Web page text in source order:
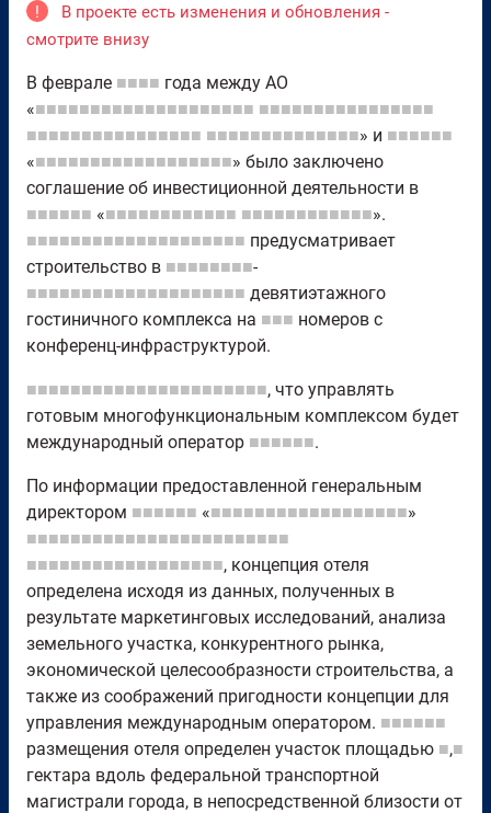
!
В проекте есть изменения и обновления -
смотрите внизу
В феврале ■■■■ года между АО
«■■■■■■■■■■■■■■■■■■■■ ■■■■■■■■■■■■■■■■
■■■■■■■■■■■■■■■■ ■■■■■■■■■■■■■■» и ■■■■■■
«■■■■■■■■■■■■■■■■■■» было заключено
соглашение об инвестиционной деятельности в
■■■■■■ «■■■■■■■■■■■■ ■■■■■■■■■■■■».
■■■■■■■■■■■■■■■■■■■■ предусматривает
строительство в ■■■■■■■■-
■■■■■■■■■■■■■■■■■■■■ девятиэтажного
гостиничного комплекса на ■■■ номеров с
конференц-инфраструктурой.
■■■■■■■■■■■■■■■■■■■■■■, что управлять
готовым многофункциональным комплексом будет
международный оператор ■■■■■■.
По информации предоставленной генеральным
директором ■■■■■■ «■■■■■■■■■■■■■■■■■■»
■■■■■■■■■■■■■■■■■■■■■■■■
■■■■■■■■■■■■■■■■■■, концепция отеля
определена исходя из данных, полученных в
результате маркетинговых исследований, анализа
земельного участка, конкурентного рынка,
экономической целесообразности строительства, а
также из соображений пригодности концепции для
управления международным оператором. ■■■■■■
размещения отеля определен участок площадью ■,■
гектара вдоль федеральной транспортной
магистрали города, в непосредственной близости от